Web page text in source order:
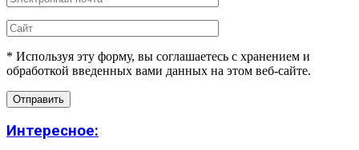
* Используя эту форму, вы соглашаетесь с хранением и
обработкой введенных вами данных на этом веб-сайте.
Интересное: